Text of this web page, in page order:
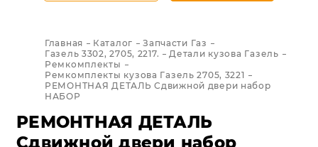
Главная Каталог
Запчасти Газ
Газель 3302, 2705, 2217.
Детали кузова Газель
Ремкомплекты
Ремкомплекты кузова Газель 2705, 3221
РЕМОНТНАЯ ДЕТАЛЬ Сдвижной двери набор
НАБОР
РЕМОНТНАЯ ДЕТАЛЬ